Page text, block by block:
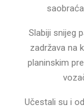
Slabiji snijeg
zadržava na
planinskim
Učestali su i